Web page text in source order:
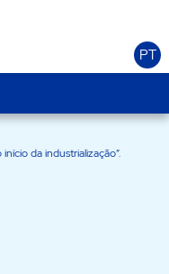
PT
da industrialização”.